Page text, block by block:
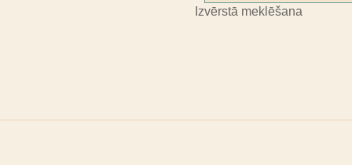
Izvērstā meklēšana